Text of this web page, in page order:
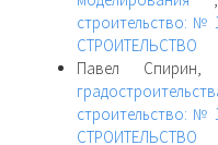
строительство: №
СТРОИТЕЛЬСТВО
Павел Спирин,
строительство: №
СТРОИТЕЛЬСТВО